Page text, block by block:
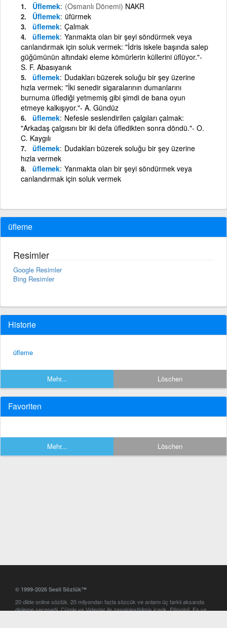
Üflemek (Osmanlı Dönemi) NAKR
Üflemek üfürmek
üflemek Çalmak
üflemek Yanmakta olan bir şeyi söndürmek veya
canlandırmak için soluk vermek: "İdris iskele başında salep
güğümünün altındaki eleme kömürlerin küllerini üflüyor."-
S. F. Abasıyanık
üflemek Dudakları büzerek soluğu bir şey üzerine
hızla vermek: "İki senedir sigaralarının dumanlarını
burnuma üflediği yetmemiş gibi şimdi de bana oyun
etmeye kalkışıyor."- A. Gündüz
üflemek Nefesle seslendirilen çalgıları çalmak:
"Arkadaş çalgısını bir iki defa üfledikten sonra döndü."- O.
C. Kaygılı
üflemek Dudakları büzerek soluğu bir şey üzerine
hızla vermek
üflemek Yanmakta olan bir şeyi söndürmek veya
canlandırmak için soluk vermek
üfleme
Resimler
Google Resimler
Bing Resimler
Historie
üfleme
Mehr... Löschen
Favoriten
Mehr... Löschen
© 1999-2026 Sesli Sözlük™
20 dilde online sözlük. 20 milyondan fazla sözcük ve anlamı üç farklı aksanda
dinleme seçeneği. Cümle ve Videolar ile zenginleştirilmiş içerik. Etimoloji, Eş ve